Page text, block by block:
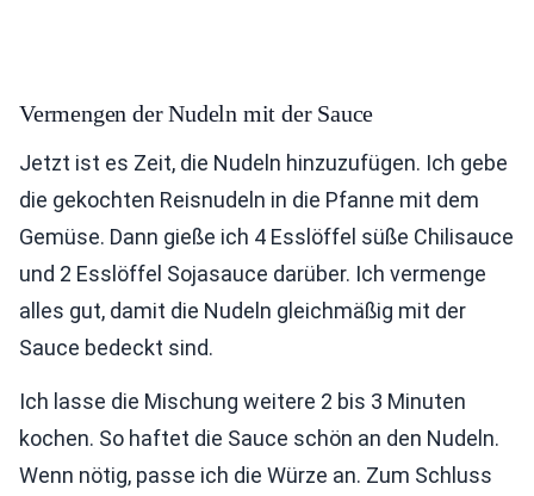
Vermengen der Nudeln mit der Sauce
Jetzt ist es Zeit, die Nudeln hinzuzufügen. Ich gebe
die gekochten Reisnudeln in die Pfanne mit dem
Gemüse. Dann gieße ich 4 Esslöffel süße Chilisauce
und 2 Esslöffel Sojasauce darüber. Ich vermenge
alles gut, damit die Nudeln gleichmäßig mit der
Sauce bedeckt sind.
Ich lasse die Mischung weitere 2 bis 3 Minuten
kochen. So haftet die Sauce schön an den Nudeln.
Wenn nötig, passe ich die Würze an. Zum Schluss